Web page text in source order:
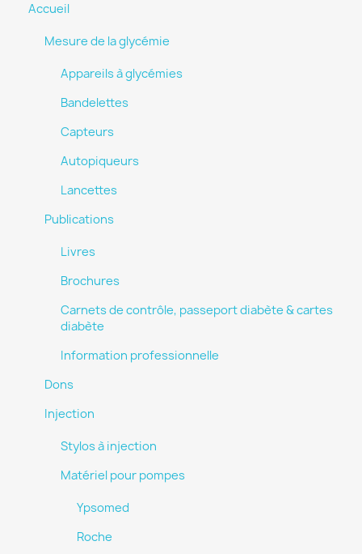
Accueil
Mesure de la glycémie
Appareils à glycémies
Bandelettes
Capteurs
Autopiqueurs
Lancettes
Publications
Livres
Brochures
Carnets de contrôle, passeport diabète & cartes
diabète
Information professionnelle
Dons
Injection
Stylos à injection
Matériel pour pompes
Ypsomed
Roche